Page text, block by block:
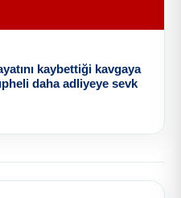
kaybettiği kavgaya
daha adliyeye sevk